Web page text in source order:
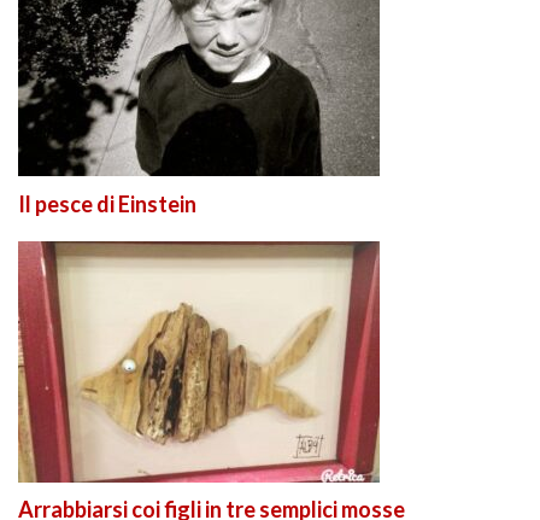
Il pesce di Einstein
Arrabbiarsi coi figli in tre semplici mosse